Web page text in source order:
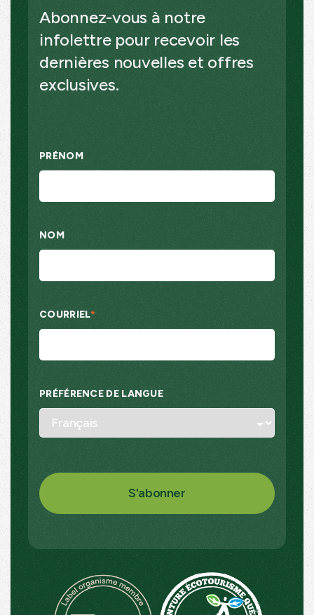
Abonnez-vous à notre
infolettre pour recevoir les
dernières nouvelles et offres
exclusives.
PRÉNOM
NOM
COURRIEL*
PRÉFÉRENCE DE LANGUE